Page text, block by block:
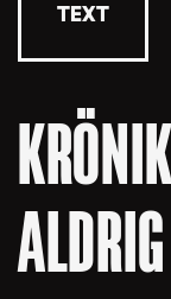
TEXT
ALDRIG